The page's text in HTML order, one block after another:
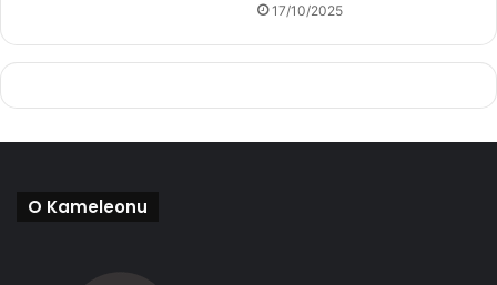
17/10/2025
O Kameleonu